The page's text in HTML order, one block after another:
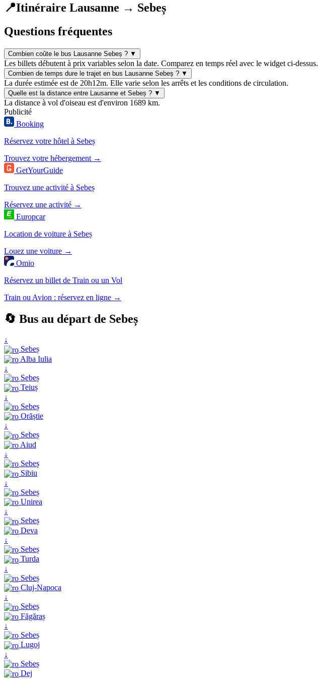
📍Itinéraire Lausanne → Sebeș
Questions fréquentes
Combien coûte le bus Lausanne Sebeș ? ▼
Les billets débutent à prix variables selon la date. Comparez en temps réel avec le widget ci-dessus.
Combien de temps dure le trajet en bus Lausanne Sebeș ? ▼
La durée estimée est de 20h12m. Elle varie selon les arrêts et les conditions de circulation.
Quelle est la distance entre Lausanne et Sebeș ? ▼
La distance à vol d'oiseau est d'environ 1689 km.
Publicité
Booking
Réservez votre hôtel à Sebeș
Trouvez votre hébergement →
GetYourGuide
Trouvez une activité à Sebeș
Réservez une activité →
Europcar
Location de voiture à Sebeș
Louez une voiture →
Omio
Réservez un billet de Train ou un Vol
Train ou Avion : réservez en ligne →
🔄 Bus au départ de Sebeș
↓
Sebeș
Alba Iulia
↓
Sebeș
Teiuș
↓
Sebeș
Orăștie
↓
Sebeș
Aiud
↓
Sebeș
Sibiu
↓
Sebeș
Unirea
↓
Sebeș
Deva
↓
Sebeș
Turda
↓
Sebeș
Cluj-Napoca
↓
Sebeș
Făgăraș
↓
Sebeș
Lugoj
↓
Sebeș
Dej